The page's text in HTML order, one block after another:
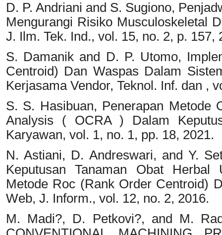
D. P. Andriani and S. Sugiono,
Mengurangi Risiko Musculoskeletal
J. Ilm. Tek. Ind., vol. 15, no. 2, p. 157,
S. Damanik and D. P. Utomo,
Centroid) Dan Waspas Dalam
Kerjasama Vendor, Teknol. Inf. dan ,
S. S. Hasibuan, Penerapan Metode
Analysis ( OCRA ) Dalam
Karyawan, vol. 1, no. 1, pp. 18, 2021.
N. Astiani, D. Andreswari, and Y.
Keputusan Tanaman Obat Herbal
Metode Roc (Rank Order Centroid)
Web, J. Inform., vol. 12, no. 2, 2016.
M. Madi?, D. Petkovi?, and M.